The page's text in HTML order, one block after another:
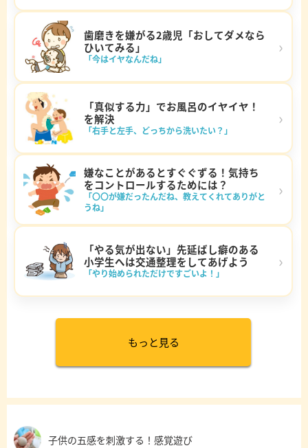
歯磨きを嫌がる2歳児「おしてダメなら
ひいてみる」
「今はイヤなんだね」
›
「真似する力」でお風呂のイヤイヤ！
を解決
「右手と左手、どっちから洗いたい？」
›
嫌なことがあるとすぐぐずる！気持ち
をコントロールするためには？
「〇〇が嫌だったんだね、教えてくれてありがと
うね」
›
「やる気が出ない」先延ばし癖のある
小学生へは交通整理をしてあげよう
「やり始められただけですごいよ！」
›
もっと見る
子供の五感を刺激する！感覚遊び